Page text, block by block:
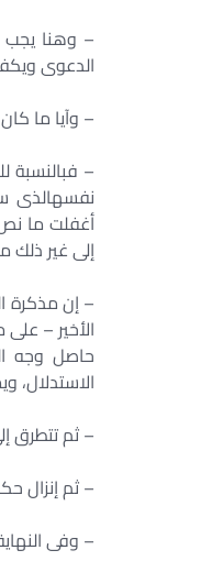
– وهنا يجب
الدعوى
– وآيا ما
–
نفسهالذى
أغفلت ما نص
إلى غير ذلك
– إن مذكرة
الأخير –
حاصل وجه
الاستدلال،
– ثم تتطرق
– ثم إنزال
– وفى